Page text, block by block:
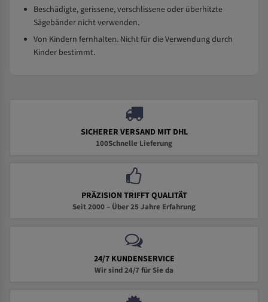
Beschädigte, gerissene, verschlissene oder überhitzte
Sägebänder nicht verwenden.
Von Kindern fernhalten. Nicht für die Verwendung durch
Kinder bestimmt.
SICHERER VERSAND MIT DHL
100Schnelle Lieferung
PRÄZISION TRIFFT QUALITÄT
Seit 2000 – Über 25 Jahre Erfahrung
24/7 KUNDENSERVICE
Wir sind 24/7 für Sie da